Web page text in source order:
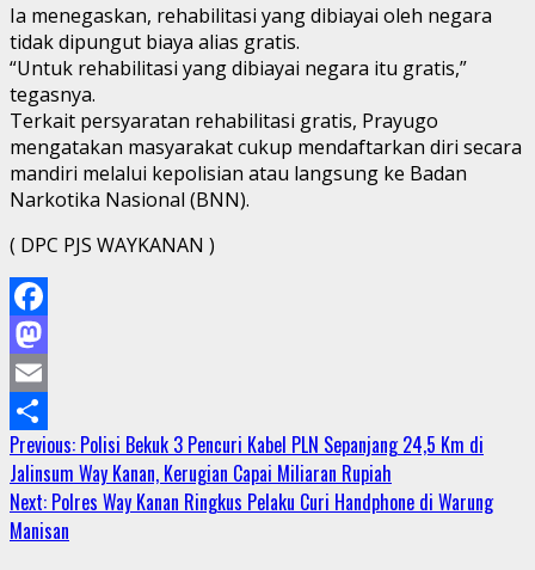
Ia menegaskan, rehabilitasi yang dibiayai oleh negara
tidak dipungut biaya alias gratis.
“Untuk rehabilitasi yang dibiayai negara itu gratis,”
tegasnya.
Terkait persyaratan rehabilitasi gratis, Prayugo
mengatakan masyarakat cukup mendaftarkan diri secara
mandiri melalui kepolisian atau langsung ke Badan
Narkotika Nasional (BNN).
( DPC PJS WAYKANAN )
Facebook
Mastodon
Email
Share
Continue
Reading
Previous: Polisi Bekuk 3 Pencuri Kabel PLN Sepanjang 24,5 Km di
Jalinsum Way Kanan, Kerugian Capai Miliaran Rupiah
Next: Polres Way Kanan Ringkus Pelaku Curi Handphone di Warung
Manisan